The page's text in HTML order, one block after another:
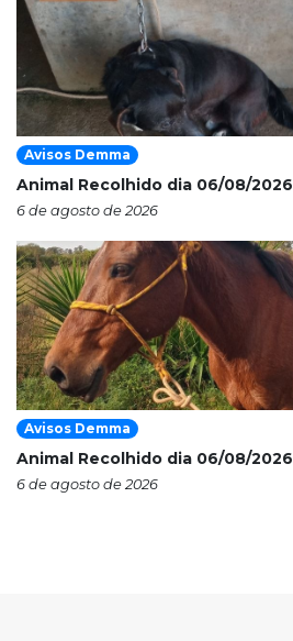
Avisos Demma
Animal Recolhido dia 06/08/2026
6 de agosto de 2026
Avisos Demma
Animal Recolhido dia 06/08/2026
6 de agosto de 2026